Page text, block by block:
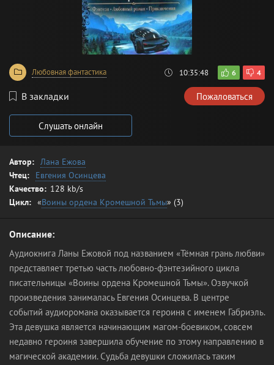
Любовная фантастика 10:35:48 6 4
В закладки Пожаловаться
Слушать онлайн
Автор: Лана Ежова
Чтец:
Евгения Осинцева
Качество: 128 kb/s
Цикл: «Воины ордена Кромешной Тьмы» (3)
Описание:
Аудиокнига Ланы Ежовой под названием «Тёмная грань любви»
представляет третью часть любовно-фэнтезийного цикла
писательницы «Воины ордена Кромешной Тьмы». Озвучкой
произведения занималась Евгения Осинцева. В центре
событий аудиоромана оказывается героиня с именем Габриэль.
Эта девушка является начинающим магом-боевиком, совсем
недавно героиня завершила обучение по этому направлению в
магической академии. Судьба девушки сложилась таким